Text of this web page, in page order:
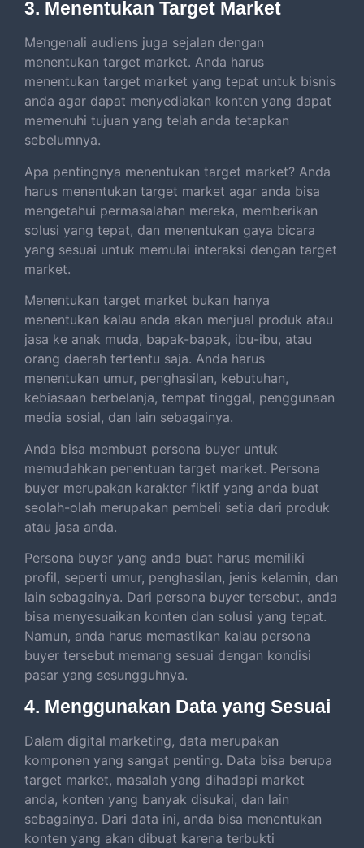
3. Menentukan Target Market
Mengenali audiens juga sejalan dengan
menentukan target market. Anda harus
menentukan target market yang tepat untuk bisnis
anda agar dapat menyediakan konten yang dapat
memenuhi tujuan yang telah anda tetapkan
sebelumnya.
Apa pentingnya menentukan target market? Anda
harus menentukan target market agar anda bisa
mengetahui permasalahan mereka, memberikan
solusi yang tepat, dan menentukan gaya bicara
yang sesuai untuk memulai interaksi dengan target
market.
Menentukan target market bukan hanya
menentukan kalau anda akan menjual produk atau
jasa ke anak muda, bapak-bapak, ibu-ibu, atau
orang daerah tertentu saja. Anda harus
menentukan umur, penghasilan, kebutuhan,
kebiasaan berbelanja, tempat tinggal, penggunaan
media sosial, dan lain sebagainya.
Anda bisa membuat persona buyer untuk
memudahkan penentuan target market. Persona
buyer merupakan karakter fiktif yang anda buat
seolah-olah merupakan pembeli setia dari produk
atau jasa anda.
Persona buyer yang anda buat harus memiliki
profil, seperti umur, penghasilan, jenis kelamin, dan
lain sebagainya. Dari persona buyer tersebut, anda
bisa menyesuaikan konten dan solusi yang tepat.
Namun, anda harus memastikan kalau persona
buyer tersebut memang sesuai dengan kondisi
pasar yang sesungguhnya.
4. Menggunakan Data yang Sesuai
Dalam digital marketing, data merupakan
komponen yang sangat penting. Data bisa berupa
target market, masalah yang dihadapi market
anda, konten yang banyak disukai, dan lain
sebagainya. Dari data ini, anda bisa menentukan
konten yang akan dibuat karena terbukti